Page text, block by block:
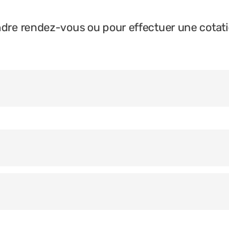
rendez-vous ou pour effectuer une